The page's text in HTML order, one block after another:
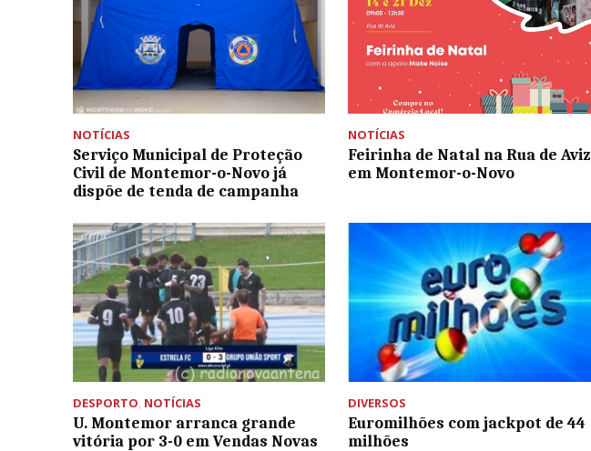
NOTÍCIAS
Serviço Municipal de Proteção
Civil de Montemor-o-Novo já
dispõe de tenda de campanha
NOTÍCIAS
Feirinha de Natal na Rua de Aviz
em Montemor-o-Novo
DESPORTO, NOTÍCIAS
U. Montemor arranca grande
vitória por 3-0 em Vendas Novas
DIVERSOS
Euromilhões com jackpot de 44
milhões